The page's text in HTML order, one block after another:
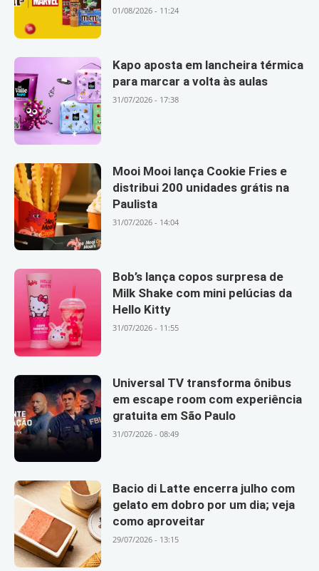
01/08/2026 - 11:24
Kapo aposta em lancheira térmica
para marcar a volta às aulas
31/07/2026 - 17:38
Mooi Mooi lança Cookie Fries e
distribui 200 unidades grátis na
Paulista
31/07/2026 - 14:04
Bob’s lança copos surpresa de
Milk Shake com mini pelúcias da
Hello Kitty
31/07/2026 - 11:55
Universal TV transforma ônibus
em escape room com experiência
gratuita em São Paulo
31/07/2026 - 08:49
Bacio di Latte encerra julho com
gelato em dobro por um dia; veja
como aproveitar
29/07/2026 - 13:15